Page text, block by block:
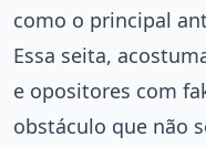
como o principal
Essa seita,
e opositores com
obstáculo que não